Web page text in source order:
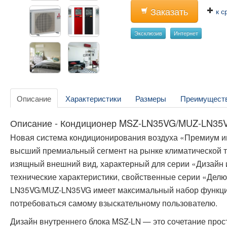
Заказать к
Эксклюзив Интернет
Описание Характеристики Размеры
Описание - Кондиционер MSZ-LN35VG/MUZ-
Новая система кондиционирования воздуха «Премиум
высший премиальный сегмент на рынке климатической
изящный внешний вид, характерный для серии
технические характеристики, свойственные серии
LN35VG/MUZ-LN35VG имеет максимальный набор
потребоваться самому взыскательному пользователю.
Дизайн внутреннего блока MSZ-LN — это сочетание